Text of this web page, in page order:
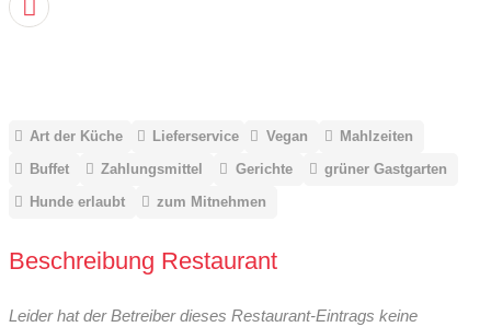
Art der Küche Lieferservice Vegan
Mahlzeiten
Buffet
Zahlungsmittel Gerichte
grüner Gastgarten
Hunde erlaubt
zum Mitnehmen
Beschreibung Restaurant
Leider hat der Betreiber dieses Restaurant-Eintrags keine